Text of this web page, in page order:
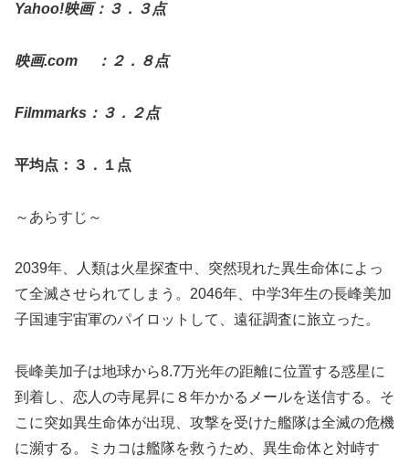
Yahoo!映画：３．３点
映画.com ：２．８点
Filmmarks：３．２点
平均点：３．１点
～あらすじ～
2039年、人類は火星探査中、突然現れた異生命体によっ
て全滅させられてしまう。2046年、中学3年生の長峰美加
子国連宇宙軍のパイロットして、遠征調査に旅立った。
長峰美加子は地球から8.7万光年の距離に位置する惑星に
到着し、恋人の寺尾昇に８年かかるメールを送信する。そ
こに突如異生命体が出現、攻撃を受けた艦隊は全滅の危機
に瀕する。ミカコは艦隊を救うため、異生命体と対峙す